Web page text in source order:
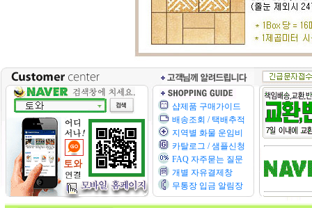
샵제품 구매가이드
배송조회 / 택배추적
지역별 화물 운임비
카탈로그 / 샘플신청
FAQ 자주묻는 질문
개별 자유결제창
무통장 입금 알림장